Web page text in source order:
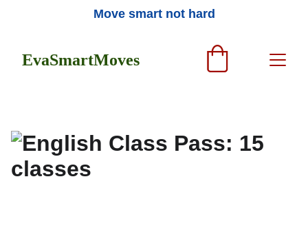
Move smart not hard
EvaSmartMoves